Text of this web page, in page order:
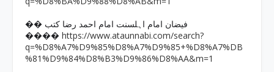
�� فیضان امام اہلسنت امام احمد رضا کتب
���� https://www.ataunnabi.com/search?
q=%D8%A7%D9%85%D8%A7%D9%85+%D8%A7%DB
%81%D9%84%D8%B3%D9%86%D8%AA&m=1